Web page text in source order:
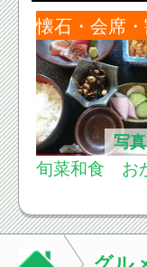
写
旬菜和食 お